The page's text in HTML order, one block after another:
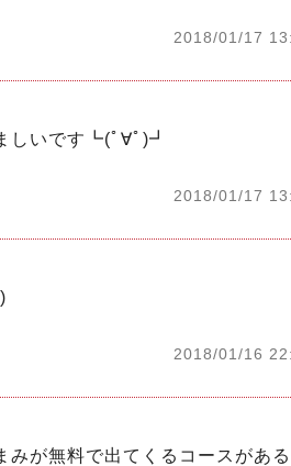
2018/01/17
しいです┗(ﾟ∀ﾟ)┛
2018/01/17
2018/01/16
みが無料で出てくるコースがあ